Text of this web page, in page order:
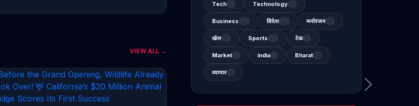
CONTINUE READING →
VIEW ALL →
Tech Technology
Business विदेश मनोरंजन
खेल Sports टेक
Market india Bharat
व्यापार